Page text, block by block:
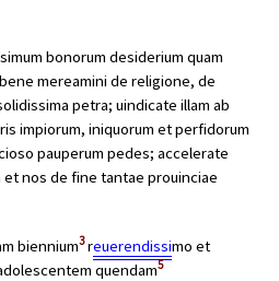
bonorum desiderium quam
mereamini de religione, de
petra; uindicate illam ab
impiorum, iniquorum et perfidorum
pauperum pedes; accelerate
nos de fine tantae prouinciae
biennium3reuerendissimo et
quendam5